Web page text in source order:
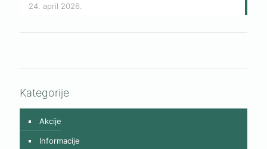
24. april 2026.
Kategorije
Akcije
Informacije